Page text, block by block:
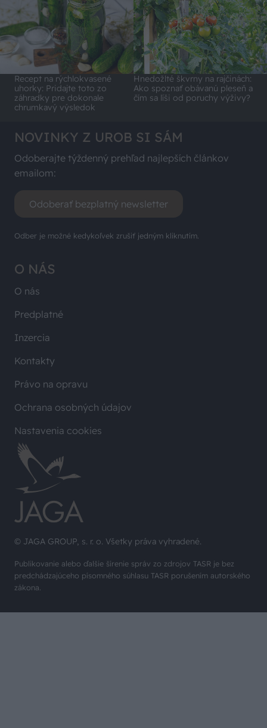
Recept na rýchlokvasené
uhorky: Pridajte toto zo
záhradky pre dokonale
chrumkavý výsledok
Hnedožlté škvrny na rajčinách:
Ako spoznať obávanú pleseň a
čím sa líši od poruchy výživy?
© JAGA GROUP, s. r. o. Všetky práva vyhradené.
Publikovanie alebo ďalšie šírenie správ zo zdrojov TASR je bez
predchádzajúceho písomného súhlasu TASR porušením autorského
zákona.
O NÁS
O nás
Predplatné
Inzercia
Kontakty
Právo na opravu
Ochrana osobných údajov
Nastavenia cookies
NOVINKY Z UROB SI SÁM
Odoberajte týždenný prehľad najlepších článkov
emailom:
Odoberať bezplatný newsletter
Odber je možné kedykoľvek zrušiť jedným kliknutím.